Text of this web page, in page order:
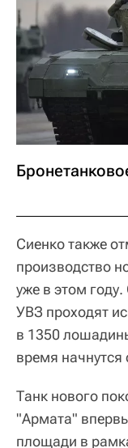
Сиенко также
производство
уже в этом
УВЗ проходят
в 1350
время начнутся
Танк нового
"Армата"
площади в